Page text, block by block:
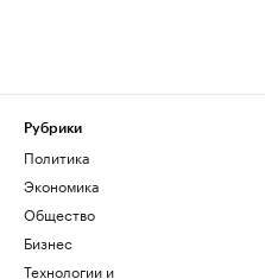
Рубрики
Политика
Экономика
Общество
Бизнес
Технологии и